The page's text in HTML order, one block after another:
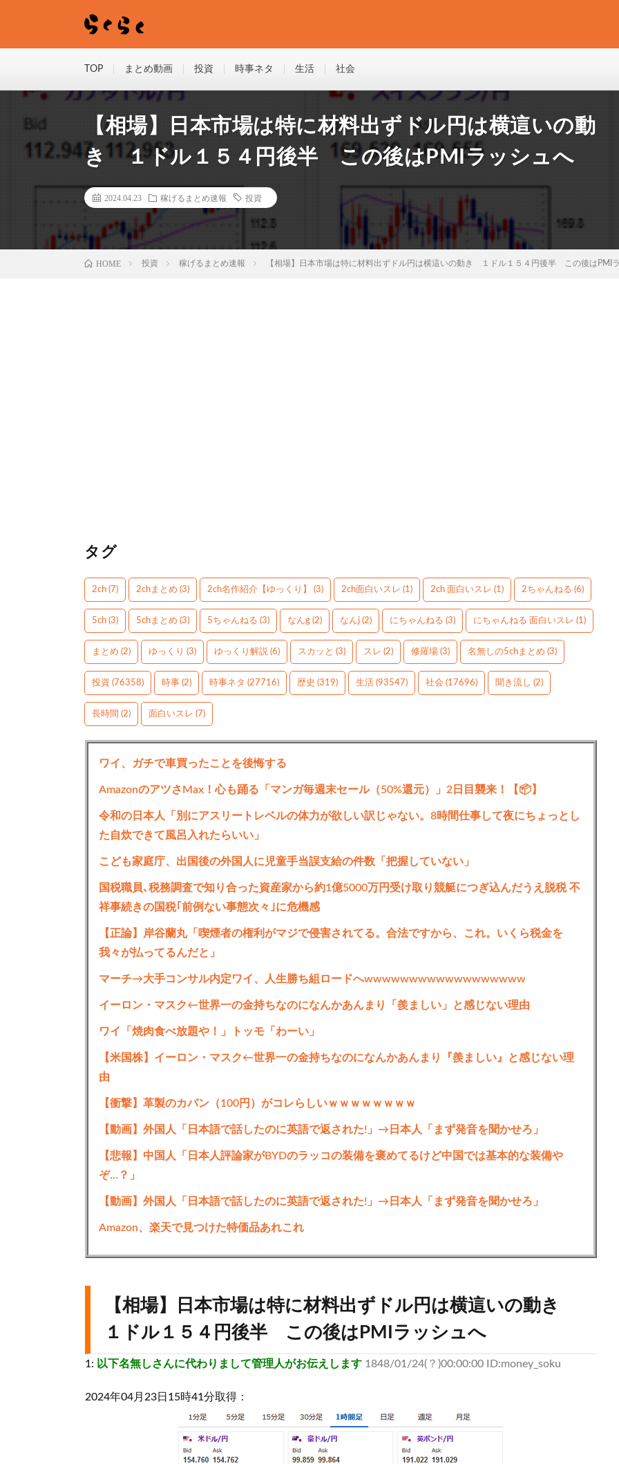
TOP まとめ動画 投資 時事ネタ 生活 社会
【相場】日本市場は特に材料出ずドル円は横這いの動
き １ドル１５４円後半 この後はPMIラッシュへ
2024.04.23 稼げるまとめ速報 投資
HOME 投資 稼げるまとめ速報 【相場】日本市場は特に材料出ずドル円は横這いの動き １ドル１５４円後半 この後はPMI
タグ
2ch (7) 2chまとめ (3) 2ch名作紹介【ゆっくり】 (3) 2ch面白いスレ (1) 2ch 面白いスレ (1) 2ちゃんねる (6)
5ch (3) 5chまとめ (3) 5ちゃんねる (3) なんg (2) なんj (2) にちゃんねる (3) にちゃんねる 面白いスレ (1)
まとめ (2) ゆっくり (3) ゆっくり解説 (6) スカッと (3) スレ (2) 修羅場 (3) 名無しの5chまとめ (3)
投資 (76358) 時事 (2) 時事ネタ (27716) 歴史 (319) 生活 (93547) 社会 (17696) 聞き流し (2)
長時間 (2) 面白いスレ (7)
ワイ、ガチで車買ったことを後悔する
AmazonのアツさMax！心も踊る「マンガ毎週末セール（50%還元）」2日目襲来！【📦】
令和の日本人「別にアスリートレベルの体力が欲しい訳じゃない。8時間仕事して夜にちょっとし
た自炊できて風呂入れたらいい」
こども家庭庁、出国後の外国人に児童手当誤支給の件数「把握していない」
国税職員､税務調査で知り合った資産家から約1億5000万円受け取り競艇につぎ込んだうえ脱税 不
祥事続きの国税｢前例ない事態次々｣に危機感
【正論】岸谷蘭丸「喫煙者の権利がマジで侵害されてる。合法ですから、これ。いくら税金を
我々が払ってるんだと」
マーチ→大手コンサル内定ワイ、人生勝ち組ロードへwwwwwwwwwwwwwwwwww
イーロン・マスク←世界一の金持ちなのになんかあんまり「羨ましい」と感じない理由
ワイ「焼肉食べ放題や！」トッモ「わーい」
【米国株】イーロン・マスク←世界一の金持ちなのになんかあんまり『羨ましい』と感じない理
由
【衝撃】革製のカバン（100円）がコレらしいｗｗｗｗｗｗｗｗ
【動画】外国人「日本語で話したのに英語で返された!」→日本人「まず発音を聞かせろ」
【悲報】中国人「日本人評論家がBYDのラッコの装備を褒めてるけど中国では基本的な装備や
ぞ…？」
【動画】外国人「日本語で話したのに英語で返された!」→日本人「まず発音を聞かせろ」
Amazon、楽天で見つけた特価品あれこれ
【相場】日本市場は特に材料出ずドル円は横這いの動き
１ドル１５４円後半 この後はPMIラッシュへ
1: 以下名無しさんに代わりまして管理人がお伝えします 1848/01/24(？)00:00:00 ID:money_soku
2024年04月23日15時41分取得：